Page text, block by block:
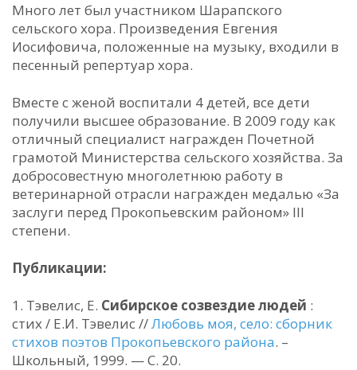
Много лет был участником Шарапского
сельского хора. Произведения Евгения
Иосифовича, положенные на музыку, входили в
песенный репертуар хора.
Вместе с женой воспитали 4 детей, все дети
получили высшее образование. В 2009 году как
отличный специалист награжден Почетной
грамотой Министерства сельского хозяйства. За
добросовестную многолетнюю работу в
ветеринарной отрасли награжден медалью «За
заслуги перед Прокопьевским районом» III
степени.
Публикации:
Тэвелис, Е. Сибирское созвездие людей :
стих / Е.И. Тэвелис //Любовь моя, село: сборник
стихов поэтов Прокопьевского района. –
Школьный, 1999. — С. 20.